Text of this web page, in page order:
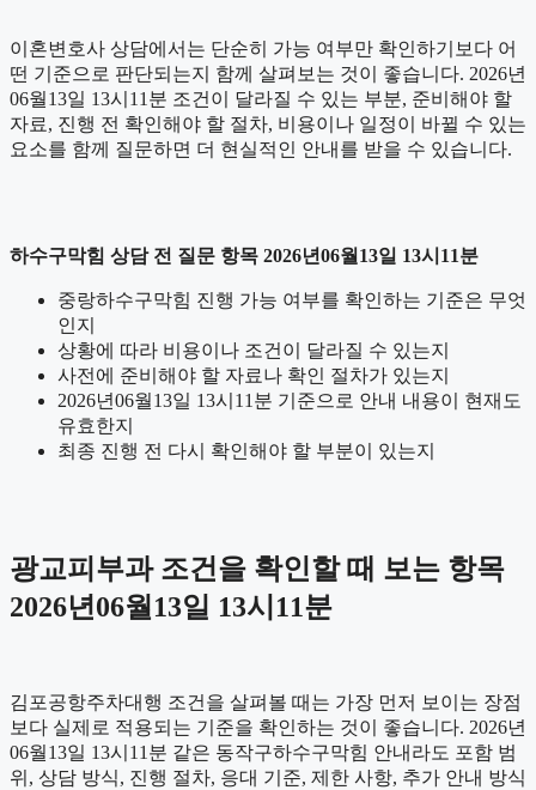
이혼변호사 상담에서는 단순히 가능 여부만 확인하기보다 어
떤 기준으로 판단되는지 함께 살펴보는 것이 좋습니다. 2026년
06월13일 13시11분 조건이 달라질 수 있는 부분, 준비해야 할
자료, 진행 전 확인해야 할 절차, 비용이나 일정이 바뀔 수 있는
요소를 함께 질문하면 더 현실적인 안내를 받을 수 있습니다.
하수구막힘 상담 전 질문 항목 2026년06월13일 13시11분
중랑하수구막힘 진행 가능 여부를 확인하는 기준은 무엇
인지
상황에 따라 비용이나 조건이 달라질 수 있는지
사전에 준비해야 할 자료나 확인 절차가 있는지
2026년06월13일 13시11분 기준으로 안내 내용이 현재도
유효한지
최종 진행 전 다시 확인해야 할 부분이 있는지
광교피부과 조건을 확인할 때 보는 항목
2026년06월13일 13시11분
김포공항주차대행 조건을 살펴볼 때는 가장 먼저 보이는 장점
보다 실제로 적용되는 기준을 확인하는 것이 좋습니다. 2026년
06월13일 13시11분 같은 동작구하수구막힘 안내라도 포함 범
위, 상담 방식, 진행 절차, 응대 기준, 제한 사항, 추가 안내 방식